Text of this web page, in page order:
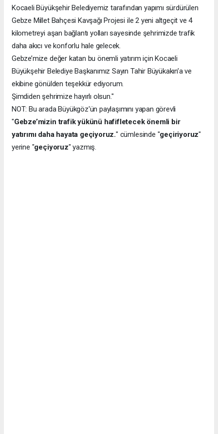
Kocaeli Büyükşehir Belediyemiz tarafından yapımı sürdürülen
Gebze Millet Bahçesi Kavşağı Projesi ile 2 yeni altgeçit ve 4
kilometreyi aşan bağlantı yolları sayesinde şehrimizde trafik
daha akıcı ve konforlu hale gelecek.
Gebze’mize değer katan bu önemli yatırım için Kocaeli
Büyükşehir Belediye Başkanımız Sayın Tahir Büyükakın’a ve
ekibine gönülden teşekkür ediyorum.
Şimdiden şehrimize hayırlı olsun."
NOT: Bu arada Büyükgöz'ün paylaşımını yapan görevli
"Gebze’mizin trafik yükünü hafifletecek önemli bir
yatırımı daha hayata geçiyoruz." cümlesinde "geçiriyoruz"
yerine "geçiyoruz" yazmış.